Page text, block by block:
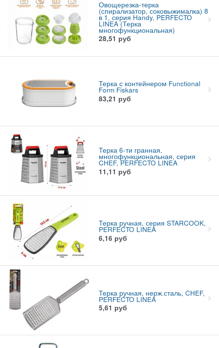
Овощерезка-терка
(спирализатор, соковыжималка) 8
в 1, серия Handy, PERFECTO
LINEA (Терка
многофункциональная)
28,51 руб
Терка с контейнером Functional
Form Fiskars
83,21 руб
Терка 6-ти гранная,
многофункциональная, серия
CHEF, PERFECTO LINEA
11,11 руб
Терка ручная, серия STARCOOK,
PERFECTO LINEA
6,16 руб
Терка ручная, нерж.сталь, CHEF,
PERFECTO LINEA
5,61 руб